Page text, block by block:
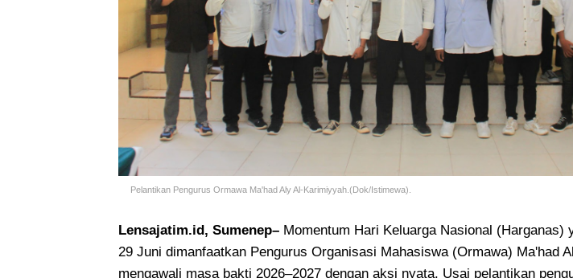
Pelantikan Pengurus Ormawa Ma'had Aly Al-Karimiyyah.(Dok/Istimewa).
Lensajatim.id, Sumenep– Momentum Hari Keluarga Nasional (Harganas)
29 Juni dimanfaatkan Pengurus Organisasi Mahasiswa (Ormawa) Ma'had
mengawali masa bakti 2026–2027 dengan aksi nyata. Usai pelantikan